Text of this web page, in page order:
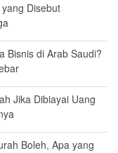
Disebut
Bisnis di Arab Saudi?
Jika Dibiayai Uang
Boleh, Apa yang